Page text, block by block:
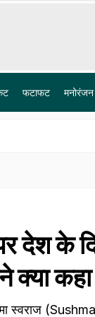
फटाफट मनोरंजन
देश के
क्या कहा
स्वराज